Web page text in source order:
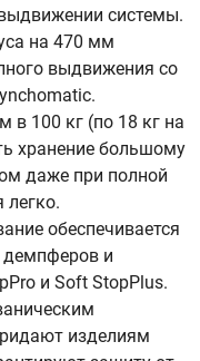
системы.
на 470 мм
выдвижения со
в 100 кг (по 18 кг на
хранение большому
даже при полной
легко.
обеспечивается
демпферов и
и Soft StopPlus.
изделиям